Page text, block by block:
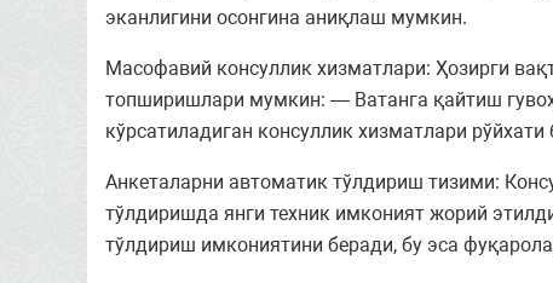
эканлигини осонгина аниқлаш мумкин.
Масофавий консуллик хизматлари: Ҳозирги
топширишлари мумкин: — Ватанга қайтиш
кўрсатиладиган консуллик хизматлари
Анкеталарни автоматик тўлдириш тизими:
тўлдиришда янги техник имконият жорий
тўлдириш имкониятини беради, бу эса